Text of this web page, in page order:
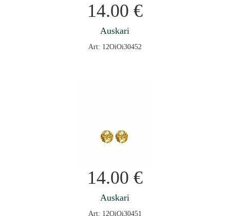
14.00 €
Auskari
Art: 12OiOi30452
14.00 €
Auskari
Art: 12OiOi30451